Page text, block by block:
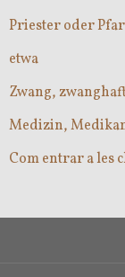
Priester oder
etwa
Zwang,
Medizin,
Com entrar a les